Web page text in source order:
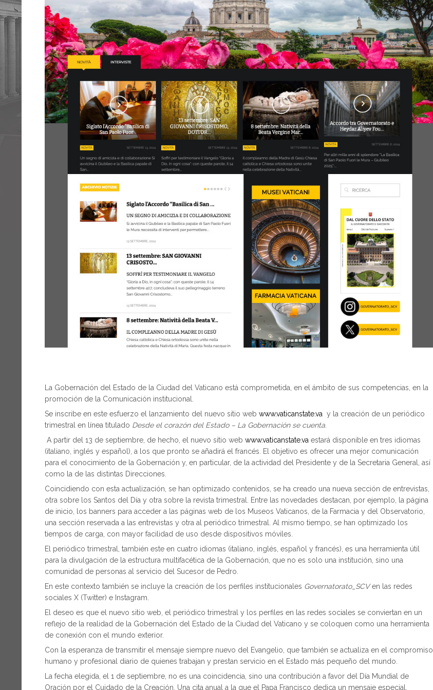
La Gobernación del Estado de la Ciudad del Vaticano está comprometida, en el ámbito de sus competencias, en la
promoción de la Comunicación institucional.
Se inscribe en este esfuerzo el lanzamiento del nuevo sitio web www.vaticanstate.va y la creación de un periódico
trimestral en línea titulado Desde el corazón del Estado – La Gobernación se cuenta.
A partir del 13 de septiembre, de hecho, el nuevo sitio web www.vaticanstate.va estará disponible en tres idiomas
(italiano, inglés y español), a los que pronto se añadirá el francés. El objetivo es ofrecer una mejor comunicación
para el conocimiento de la Gobernación y, en particular, de la actividad del Presidente y de la Secretaria General, así
como la de las distintas Direcciones.
Coincidiendo con esta actualización, se han optimizado contenidos, se ha creado una nueva sección de entrevistas,
otra sobre los Santos del Día y otra sobre la revista trimestral. Entre las novedades destacan, por ejemplo, la página
de inicio, los banners para acceder a las páginas web de los Museos Vaticanos, de la Farmacia y del Observatorio,
una sección reservada a las entrevistas y otra al periódico trimestral. Al mismo tiempo, se han optimizado los
tiempos de carga, con mayor facilidad de uso desde dispositivos móviles.
El periódico trimestral, también este en cuatro idiomas (italiano, inglés, español y francés), es una herramienta útil
para la divulgación de la estructura multifacética de la Gobernación, que no es solo una institución, sino una
comunidad de personas al servicio del Sucesor de Pedro.
En este contexto también se incluye la creación de los perfiles institucionales Governatorato_SCVen las redes
sociales X (Twitter) e Instagram.
El deseo es que el nuevo sitio web, el periódico trimestral y los perfiles en las redes sociales se conviertan en un
reflejo de la realidad de la Gobernación del Estado de la Ciudad del Vaticano y se coloquen como una herramienta
de conexión con el mundo exterior.
Con la esperanza de transmitir el mensaje siempre nuevo del Evangelio, que también se actualiza en el compromiso
humano y profesional diario de quienes trabajan y prestan servicio en el Estado más pequeño del mundo.
La fecha elegida, el 1 de septiembre, no es una coincidencia, sino una contribución a favor del Día Mundial de
Oración por el Cuidado de la Creación. Una cita anual a la que el Papa Francisco dedica un mensaje especial.